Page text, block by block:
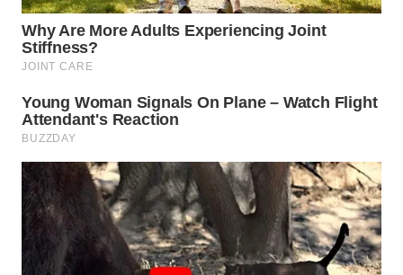
LABUHANBATU
WN
TAPANULI
TENGAH
WN DELI
SERDANG
WN
TEBING
TINGGI